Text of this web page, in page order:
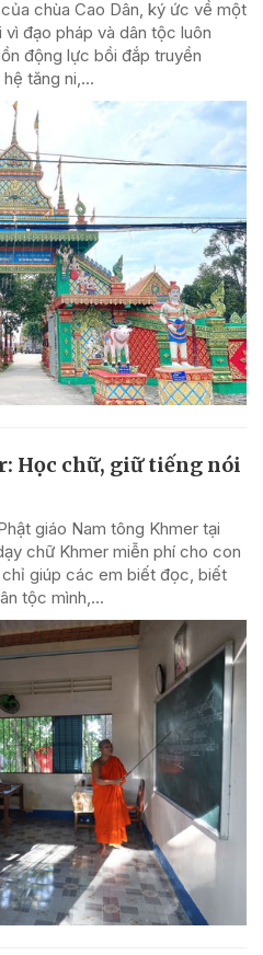
chùa Cao Dân, ký ức về một
đạo pháp và dân tộc luôn
động lực bồi đắp truyền
tăng ni,...
Học chữ, giữ tiếng nói
giáo Nam tông Khmer tại
chữ Khmer miễn phí cho con
giúp các em biết đọc, biết
tộc mình,...